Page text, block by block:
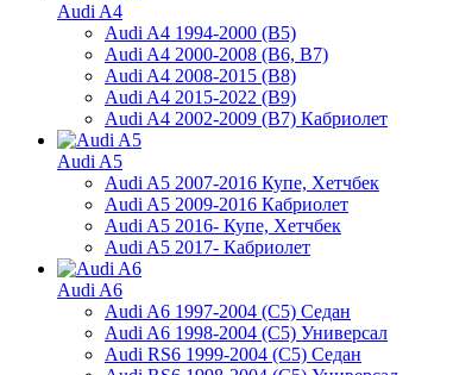
Audi A4
Audi A4 1994-2000 (B5)
Audi A4 2000-2008 (B6, B7)
Audi A4 2008-2015 (B8)
Audi A4 2015-2022 (B9)
Audi A4 2002-2009 (B7) Кабриолет
Audi A5
Audi A5 2007-2016 Купе, Хетчбек
Audi A5 2009-2016 Кабриолет
Audi A5 2016- Купе, Хетчбек
Audi A5 2017- Кабриолет
Audi A6
Audi A6 1997-2004 (С5) Седан
Audi A6 1998-2004 (С5) Универсал
Audi RS6 1999-2004 (C5) Седан